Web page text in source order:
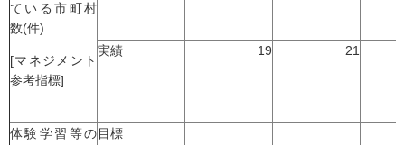
ている市町村
数(件)
[マネジメント
参考指標]
実績 19 21
体験学習等の目標